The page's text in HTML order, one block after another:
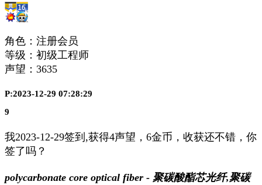
角色：注册会员
等级：初级工程师
声望： 3635
P:2023-12-29 07:28:29
9
我2023-12-29签到,获得4声望，6金币，收获还不错，你
签了吗？
polycarbonate core optical fiber - 聚碳酸酯芯光纤,聚碳